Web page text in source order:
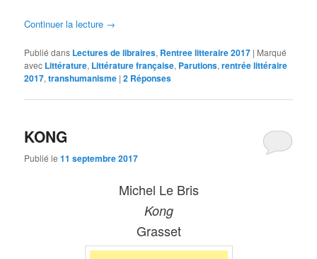
Continuer la lecture →
Publié dans Lectures de libraires, Rentree litteraire 2017 | Marqué
avec Littérature, Littérature française, Parutions,rentrée littéraire
2017,transhumanisme |2 Réponses
KONG
Publié le11 septembre 2017
Michel Le Bris
Kong
Grasset